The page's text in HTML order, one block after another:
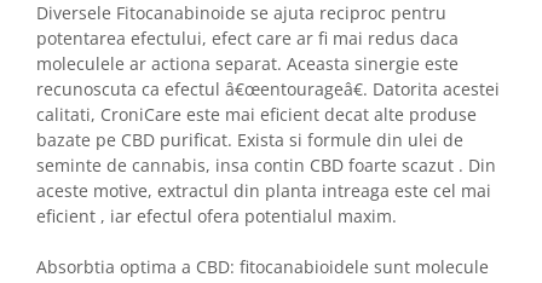
Diversele Fitocanabinoide se ajuta reciproc pentru
potentarea efectului, efect care ar fi mai redus daca
moleculele ar actiona separat. Aceasta sinergie este
recunoscuta ca efectul â€œentourageâ€. Datorita acestei
calitati, CroniCare este mai eficient decat alte produse
bazate pe CBD purificat. Exista si formule din ulei de
seminte de cannabis, insa contin CBD foarte scazut . Din
aceste motive, extractul din planta intreaga este cel mai
eficient , iar efectul ofera potentialul maxim.
Absorbtia optima a CBD: fitocanabioidele sunt molecule